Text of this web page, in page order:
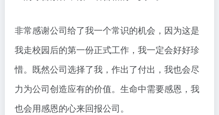
非常感谢公司给了我一个常识的机会，因为这是
我走校园后的第一份正式工作，我一定会好好珍
惜。既然公司选择了我，作出了付出，我也会尽
力为公司创造应有的价值。生命中需要感恩，我
也会用感恩的心来回报公司。